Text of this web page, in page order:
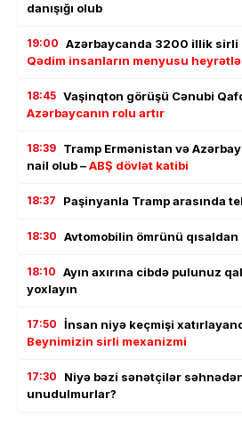
danışığı olub
19:00 Azərbaycanda 3200 illik sirli
Qədim insanların menyusu
18:45 Vaşinqton görüşü Cənubi
Azərbaycanın rolu artır
18:39 Tramp Ermənistan və
nail olub –ABŞ dövlət katibi
18:37 Paşinyanla Tramp arasında
18:30 Avtomobilin ömrünü
18:10 Ayın axırına cibdə pulunuz
yoxlayın
17:50 İnsan niyə keçmişi
Beynimizin sirli mexanizmi
17:30
Niyə bəzi sənətçilər
unudulmurlar?